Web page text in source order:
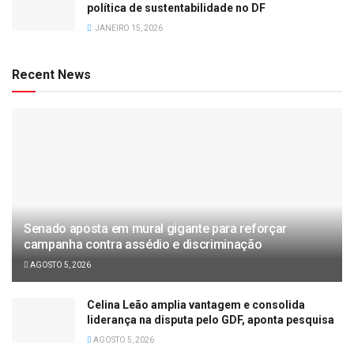
política de sustentabilidade no DF
JANEIRO 15, 2026
Recent News
Senado aposta em mural gigante para reforçar
campanha contra assédio e discriminação
AGOSTO 5, 2026
Celina Leão amplia vantagem e consolida
liderança na disputa pelo GDF, aponta pesquisa
AGOSTO 5, 2026